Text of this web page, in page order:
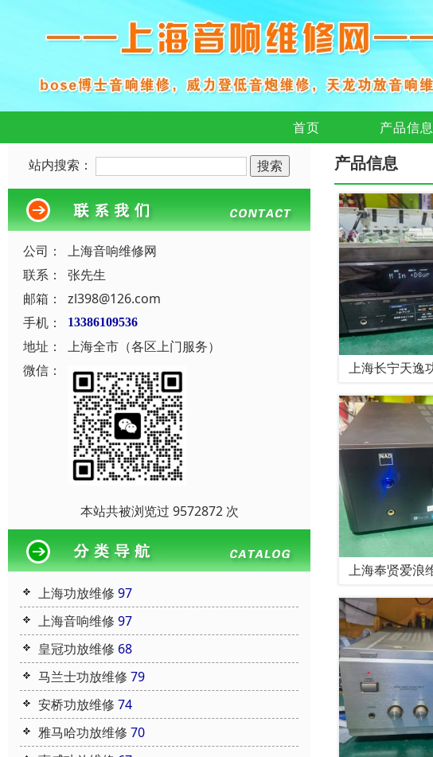
首页 产品信息
站内搜索：
公司：
上海音响维修网
联系：
张先生
邮箱：
zl398@126.com
手机：
13386109536
地址：
上海全市（各区上门服务）
微信：
本站共被浏览过 9572872 次
上海功放维修 97
上海音响维修 97
皇冠功放维修 68
马兰士功放维修 79
安桥功放维修 74
雅马哈功放维修 70
产品信息
上海长宁天逸
上海奉贤爱浪